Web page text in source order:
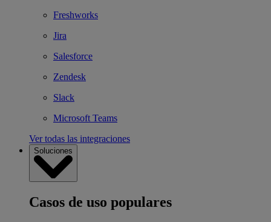
Freshworks
Jira
Salesforce
Zendesk
Slack
Microsoft Teams
Ver todas las integraciones
Soluciones
Casos de uso populares